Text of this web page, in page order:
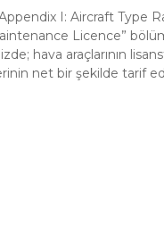
I: Aircraft Type
Licence”
hava araçlarının
net bir şekilde tarif